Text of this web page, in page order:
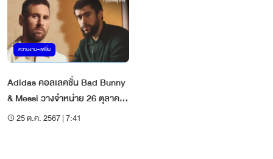
ความงาม-แฟชั่น
Adidas คอลเลคชั่น Bad Bunny
& Messi วางจำหน่าย 26 ตุลาคม
นี้ 25 ต.ค. 2567 | 7:41